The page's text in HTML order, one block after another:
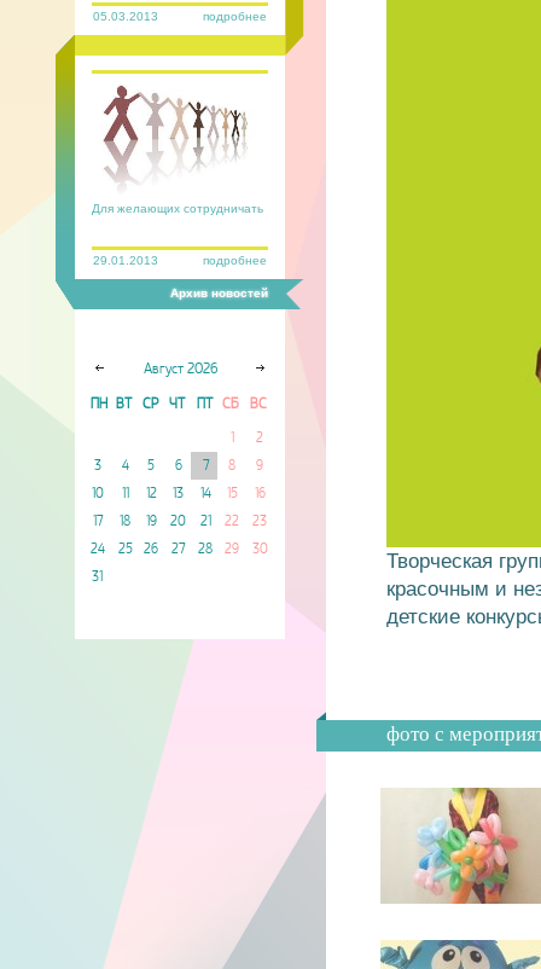
05.03.2013 подробнее
29.01.2013 подробнее
Для желающих сотрудничать
Архив новостей
Август 2026
ПН ВТ СР ЧТ СБ ВС
1
2
3
4 5 6 7 8
9
10
11 12 13 14 15
16
17
18 19 20 21 22
23
24
25 26 27 28 29
30
31
Творческая
красочным и
детские
фото с